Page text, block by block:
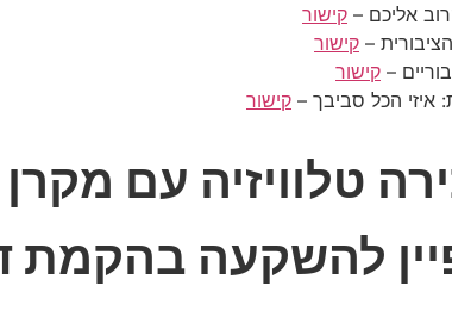
אליכם – קישור
– קישור
– קישור
איזי הכל סביבך – קישור
טלוויזיה עם
להשקעה בהקמת